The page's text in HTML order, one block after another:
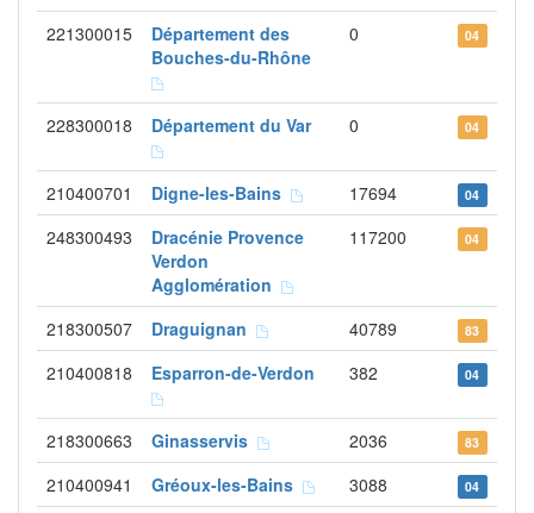
221300015
Département des
Bouches-du-Rhône
0 04
228300018 Département du Var 0 04
210400701 Digne-les-Bains 17694 04
248300493
Dracénie Provence
Verdon
Agglomération
117200 04
218300507 Draguignan 40789 83
210400818 Esparron-de-Verdon 382 04
218300663 Ginasservis 2036 83
210400941 Gréoux-les-Bains 3088 04